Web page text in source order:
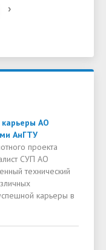
›
АО
АнГТУ
проекта
СУП АО
технический
карьеры в